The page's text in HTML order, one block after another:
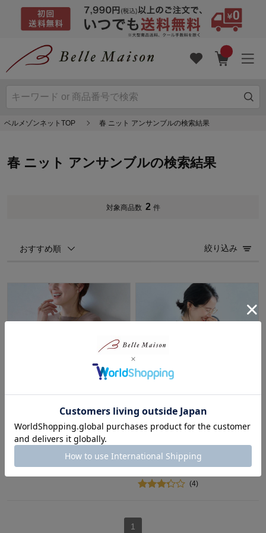
ベルメゾンネットTOP 春 ニット アンサンブルの検索結果
春 ニット アンサンブルの検索結果
対象商品数 2 件
おすすめ順 絞り込み
制服のように着られるオフィス
ニット
スタイルノート/StyleNote
¥4,290～¥4,790（税込）
(22)
働くモニターさんと作った綿素
材アンサンブル
40%OFF
(4)
1